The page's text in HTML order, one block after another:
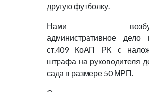
другую футболку.
Нами
административное дело
ст.409 КоАП РК с
штрафа на руководителя
сада в размере 50 МРП.